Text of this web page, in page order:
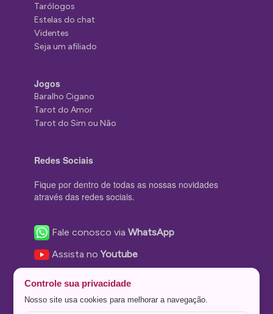
Tarólogos
Estelas do chat
Videntes
Seja um afiliado
Jogos
Baralho Cigano
Tarot do Amor
Tarot do Sim ou Não
Redes Sociais
Fique por dentro de todas as nossas novidades
através das redes sociais.
Fale conosco viaWhatsApp
Assista noYoutube
Nos siga no Instagram
Controle sua privacidade
Nosso site usa cookies para melhorar a navegação.